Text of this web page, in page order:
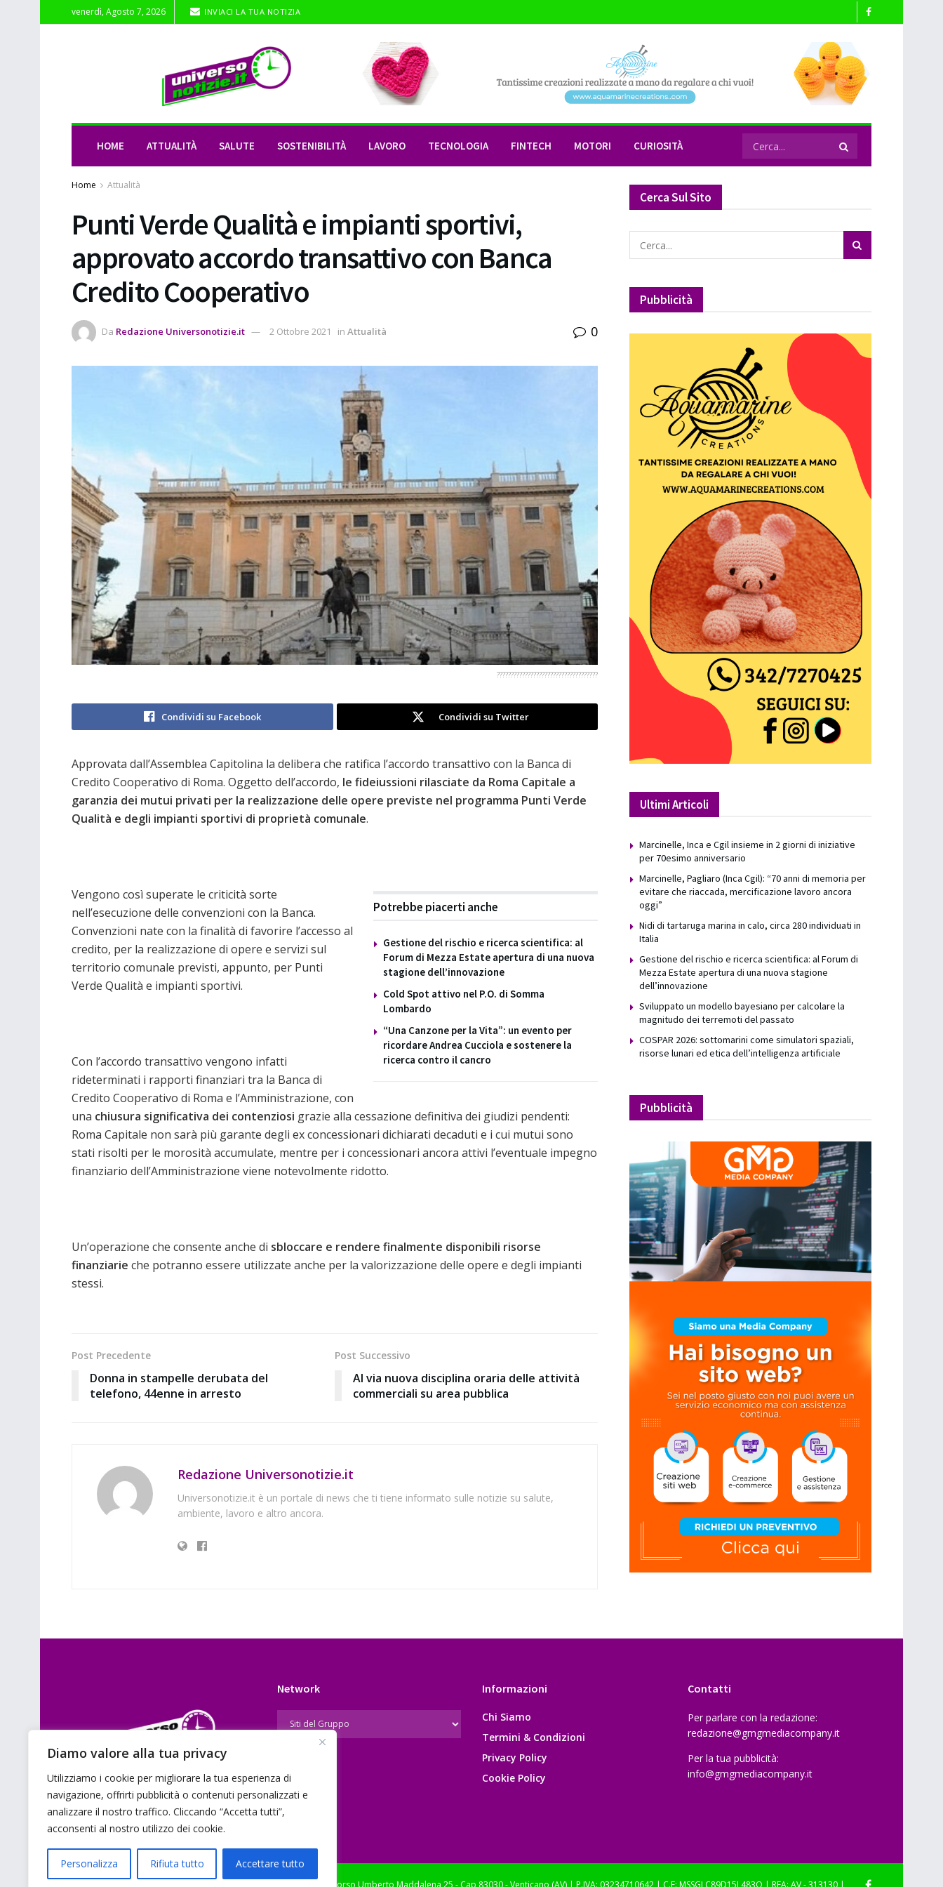
Diamo valore alla tua privacy
Utilizziamo i cookie per migliorare la tua esperienza di
navigazione, offrirti pubblicità o contenuti personalizzati e
analizzare il nostro traffico. Cliccando “Accetta tutti”,
acconsenti al nostro utilizzo dei cookie.
Personalizza Rifiuta tutto Accettare tutto
venerdì, Agosto 7, 2026 INVIACI LA TUA NOTIZIA
HOME ATTUALITÀ SALUTE SOSTENIBILITÀ LAVORO TECNOLOGIA FINTECH MOTORI CURIOSITÀ
Home Attualità
Punti Verde Qualità e impianti sportivi,
approvato accordo transattivo con Banca
Credito Cooperativo
Da Redazione Universonotizie.it 2 Ottobre 2021 in Attualità 0
????????????????????????????????????
Condividi su Facebook Condividi su Twitter
Approvata dall’Assemblea Capitolina la delibera che ratifica l’accordo transattivo con la Banca di
Credito Cooperativo di Roma. Oggetto dell’accordo, le fideiussioni rilasciate da Roma Capitale a
garanzia dei mutui privati per la realizzazione delle opere previste nel programma Punti Verde
Qualità e degli impianti sportivi di proprietà comunale.
Potrebbe piacerti anche
Gestione del rischio e ricerca scientifica: al
Forum di Mezza Estate apertura di una nuova
stagione dell’innovazione
Cold Spot attivo nel P.O. di Somma
Lombardo
“Una Canzone per la Vita”: un evento per
ricordare Andrea Cucciola e sostenere la
ricerca contro il cancro
Vengono così superate le criticità sorte
nell’esecuzione delle convenzioni con la Banca.
Convenzioni nate con la finalità di favorire l’accesso al
credito, per la realizzazione di opere e servizi sul
territorio comunale previsti, appunto, per Punti
Verde Qualità e impianti sportivi.
Con l’accordo transattivo vengono infatti
rideterminati i rapporti finanziari tra la Banca di
Credito Cooperativo di Roma e l’Amministrazione, con
una chiusura significativa dei contenziosi grazie alla cessazione definitiva dei giudizi pendenti:
Roma Capitale non sarà più garante degli ex concessionari dichiarati decaduti e i cui mutui sono
stati risolti per le morosità accumulate, mentre per i concessionari ancora attivi l’eventuale impegno
finanziario dell’Amministrazione viene notevolmente ridotto.
Un’operazione che consente anche di sbloccare e rendere finalmente disponibili risorse
finanziarie che potranno essere utilizzate anche per la valorizzazione delle opere e degli impianti
stessi.
Post Precedente
Donna in stampelle derubata del
telefono, 44enne in arresto
Post Successivo
Al via nuova disciplina oraria delle attività
commerciali su area pubblica
Redazione Universonotizie.it
Universonotizie.it è un portale di news che ti tiene informato sulle notizie su salute,
ambiente, lavoro e altro ancora.
Cerca Sul Sito
Pubblicità
Ultimi Articoli
Marcinelle, Inca e Cgil insieme in 2 giorni di iniziative
per 70esimo anniversario
Marcinelle, Pagliaro (Inca Cgil): “70 anni di memoria per
evitare che riaccada, mercificazione lavoro ancora
oggi”
Nidi di tartaruga marina in calo, circa 280 individuati in
Italia
Gestione del rischio e ricerca scientifica: al Forum di
Mezza Estate apertura di una nuova stagione
dell’innovazione
Sviluppato un modello bayesiano per calcolare la
magnitudo dei terremoti del passato
COSPAR 2026: sottomarini come simulatori spaziali,
risorse lunari ed etica dell’intelligenza artificiale
Pubblicità
E’ un portale di news ai sensi del D.L.
7/5/2001 n. 62
Network Informazioni
Chi Siamo
Termini & Condizioni
Privacy Policy
Cookie Policy
Contatti
Per parlare con la redazione:
redazione@gmgmediacompany.it
Per la tua pubblicità:
info@gmgmediacompany.it
© 2026 GMG Media Company Di Mossutti Gianluca | Sede legale: Corso Umberto Maddalena 25 - Cap 83030 - Venticano (AV) | P.IVA: 03234710642 | C.F: MSSGLC89D15L483O | REA: AV - 313130 |